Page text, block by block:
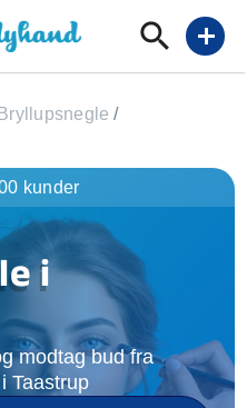
add
Bryllupsnegle /
i
modtag bud fra
Taastrup
kunder